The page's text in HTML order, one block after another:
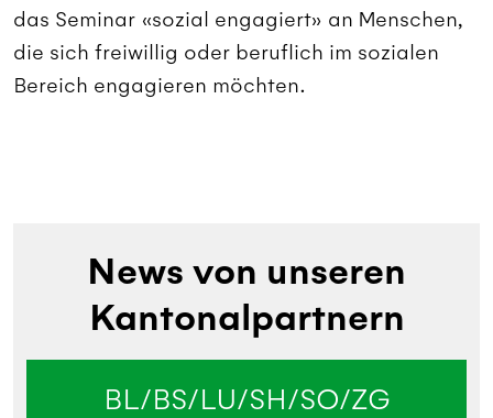
das Seminar «sozial engagiert» an Menschen,
die sich freiwillig oder beruflich im sozialen
Bereich engagieren möchten.
News von unseren
Kantonalpartnern
BL/BS/LU/SH/SO/ZG